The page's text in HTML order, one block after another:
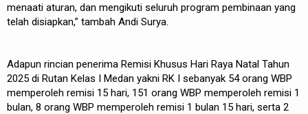
menaati aturan, dan mengikuti seluruh program pembinaan yang
telah disiapkan,” tambah Andi Surya.
Adapun rincian penerima Remisi Khusus Hari Raya Natal Tahun
2025 di Rutan Kelas I Medan yakni RK I sebanyak 54 orang WBP
memperoleh remisi 15 hari, 151 orang WBP memperoleh remisi 1
bulan, 8 orang WBP memperoleh remisi 1 bulan 15 hari, serta 2